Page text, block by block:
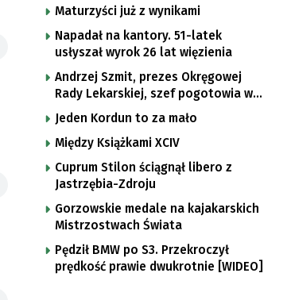
Maturzyści już z wynikami
Napadał na kantory. 51-latek
usłyszał wyrok 26 lat więzienia
Andrzej Szmit, prezes Okręgowej
Rady Lekarskiej, szef pogotowia w
Gorzowie
Jeden Kordun to za mało
Między Książkami XCIV
Cuprum Stilon ściągnął libero z
Jastrzębia-Zdroju
Gorzowskie medale na kajakarskich
Mistrzostwach Świata
Pędził BMW po S3. Przekroczył
prędkość prawie dwukrotnie [WIDEO]